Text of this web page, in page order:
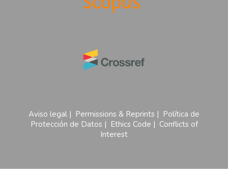
Aviso legal | Permissions & Reprints | Política de
Protección de Datos | Ethics Code | Conflicts of
Interest